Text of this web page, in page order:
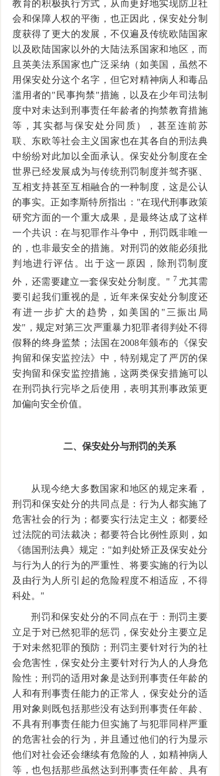
教育的积极执行方式，从而更好地实现防卫社
会和保障人权的平衡，也正因此，保安处分制
度获得了更大的发展，不仅遍及传统欧陆国家
以及欧陆国家以外的大陆法系国家和地区，而
且英美法系国家也广泛采纳（如美国，虽然不
用保安处分这个名字，但它对精神病人和毒品
滥用者的"民事拘禁"措施，以及在少年司法制
度中对未达到刑事责任年龄者的拘禁教育措施
等，其实都与保安处分同质），甚至连前苏
联、东欧等社会主义国家也在其各自的刑法典
中纷纷对此加以全面承认。保安处分制度在全
世界已经发展成为与传统刑罚制度并驾齐驱、
互相支持甚至互相融合的一种制度，这是公认
的事实。正如李斯特所指出："在现代刑事政策
研究方面的一个重大成果，是最终达成了这样
一个共识：在与犯罪作斗争中，刑罚既非唯一
的，也非最安全的措施。对刑罚的效能必须批
判地进行评估。出于这一原因，除刑罚制度
外，还需要建立一套保安处分制度。" 7 尤其需
要引起我们重视的是，近年来保安处分制度还
有进一步扩大的趋势，如美国的"三振出局
发"，规定对第三次严重暴力犯罪者得判处不得
假释的终身监禁；法国在2008年颁布的《保安
拘留和保安监控法》中，特别规定了严厉的保
安拘留和保安监控措施，这两类保安措施可以
在刑罚执行完毕之后使用，表明其刑事政策更
加偏向安全价值。
二、保安处分与刑罚的关系
从现今绝大多数国家和地区的规定来看，
刑罚和保安处分的共同点是：行为人都实施了
危害社会的行为；都要实行法定主义；都要经
过法院的司法裁决；都要符合比例性原则，如
《德国刑法典》规定："如判处矫正及保安处分
与行为人的行为的严重性、将要实施的行为以
及由行为人所引起的危险程度不相适应，不得
科处。"
刑罚和保安处分的不同点在于：刑罚主要
立足于对已然犯罪的惩罚，保安处分主要立足
于对未然犯罪的预防；刑罚主要针对行为的社
会危害性，保安处分主要针对行为人的人身危
险性；刑罚的适用对象是达到刑事责任年龄的
人和有刑事责任能力的正常人，保安处分的适
用对象则既包括那些没有达到刑事责任年龄、
不具有刑事责任能力但实施了与犯罪同样严重
的危害社会的行为，并且通过他们的行为显示
他们对社会还会继续有危险的人，如精神病人
等，也包括那些虽然达到刑事责任年龄、具有